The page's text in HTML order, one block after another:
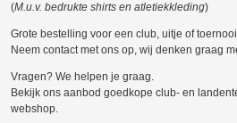
(M.u.v. bedrukte shirts en atletiekkleding)
Grote bestelling voor een club, uitje of
Neem contact met ons op, wij denken graag
Vragen? We helpen je graag.
Bekijk ons aanbod goedkope club- en
webshop.